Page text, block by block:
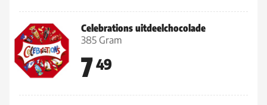
Celebrations uitdeelchocolade
385 Gram
749